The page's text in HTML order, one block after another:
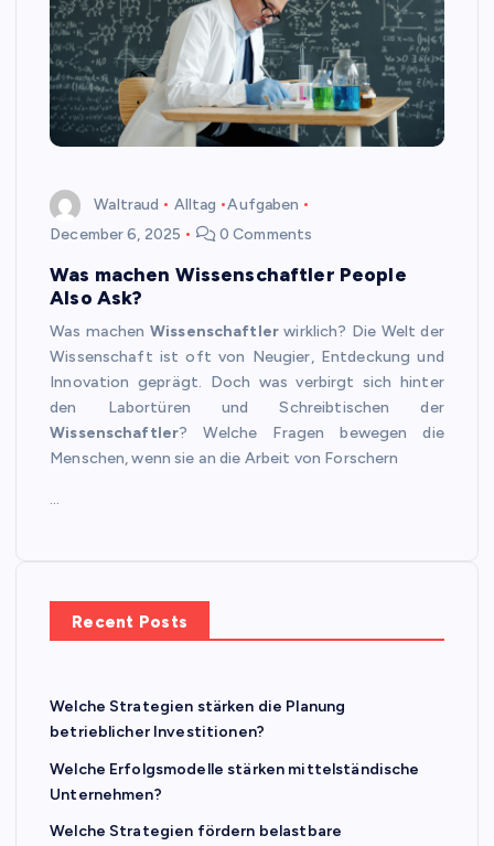
Waltraud Alltag
Aufgaben
December 6, 2025
0 Comments
Was machen Wissenschaftler People
Also Ask?
Was machen Wissenschaftler wirklich? Die Welt der
Wissenschaft ist oft von Neugier, Entdeckung und
Innovation geprägt. Doch was verbirgt sich hinter
den Labortüren und Schreibtischen der
Wissenschaftler? Welche Fragen bewegen die
Menschen, wenn sie an die Arbeit von Forschern
…
Recent Posts
Welche Strategien stärken die Planung
betrieblicher Investitionen?
Welche Erfolgsmodelle stärken mittelständische
Unternehmen?
Welche Strategien fördern belastbare